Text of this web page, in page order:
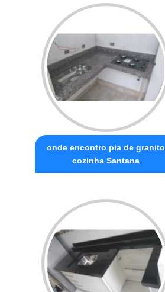
onde encontro pia de granito
cozinha Santana